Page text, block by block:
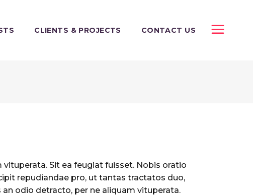
CLIENTS & PROJECTS CONTACT US
Sit ea feugiat fuisset. Nobis oratio
repudiandae pro, ut tantas tractatos duo,
odio detracto, per ne aliquam vituperata.